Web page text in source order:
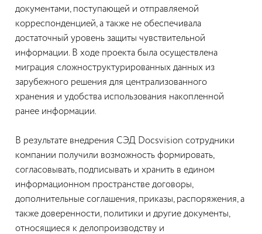
документами, поступающей и отправляемой
корреспонденцией, а также не обеспечивала
достаточный уровень защиты чувствительной
информации. В ходе проекта была осуществлена
миграция сложноструктурированных данных из
зарубежного решения для централизованного
хранения и удобства использования накопленной
ранее информации.
В результате внедрения СЭД Docsvision сотрудники
компании получили возможность формировать,
согласовывать, подписывать и хранить в едином
информационном пространстве договоры,
дополнительные соглашения, приказы, распоряжения, а
также доверенности, политики и другие документы,
относящиеся к делопроизводству и